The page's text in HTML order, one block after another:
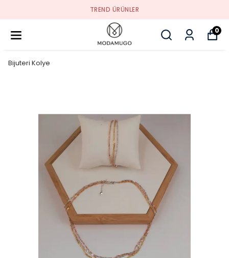
TREND ÜRÜNLER
0
Bijuteri Kolye